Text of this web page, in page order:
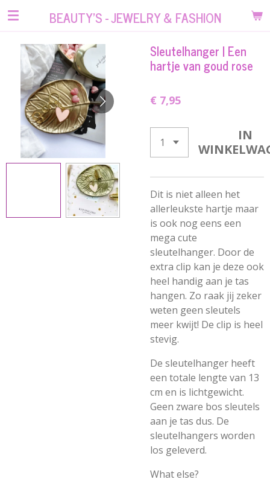
Ga
hoofdinhoud
BEAUTY'S - JEWELRY & FASHION
Sleutelhanger | Een
hartje van goud rose
€ 7,95
IN
Dit is niet alleen het
allerleukste hartje maar
is ook nog eens een
mega cute
sleutelhanger. Door de
extra clip kan je deze ook
heel handig aan je tas
hangen. Zo raak jij zeker
weten geen sleutels
meer kwijt! De clip is heel
stevig.
De sleutelhanger heeft
een totale lengte van 13
cm en is lichtgewicht.
Geen zware bos sleutels
aan je tas dus. De
sleutelhangers worden
los geleverd.
What else?